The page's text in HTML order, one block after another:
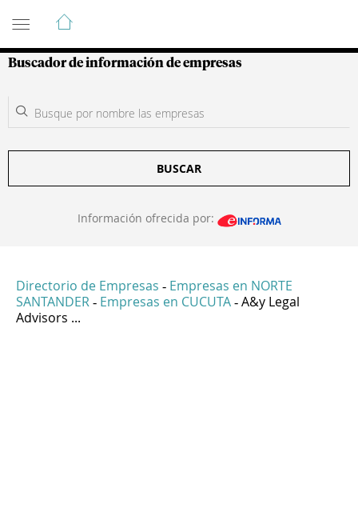
Guía de Empresas Colombianas
Buscador de información de empresas
BUSCAR
Información ofrecida por:
Directorio de Empresas - Empresas en NORTE
SANTANDER - Empresas en CUCUTA - A&y Legal
Advisors ...